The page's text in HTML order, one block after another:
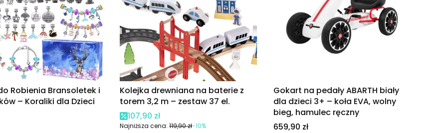
Robienia Bransoletek i
– Koraliki dla Dzieci
Kolejka drewniana na baterie z
torem 3,2 m – zestaw 37 el.
Cena promocyjna
107,90 zł
Najniższa cena: 119,90 zł-10%
Gokart na pedały ABARTH biały
dla dzieci 3+ – koła EVA, wolny
bieg, hamulec ręczny
Cena
659,90 zł